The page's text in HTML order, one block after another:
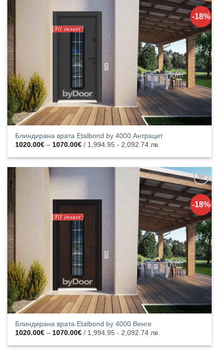
-18%
Добавяне
към
списъка с
харесани
продукти
Блиндирана врата Etalbond by 4000 Антрацит
1020.00€ – 1070.00€Price
1020.00€
/ 1,994.95 - 2,092.74 лв.
-18%
Добавяне
към
списъка с
харесани
продукти
Блиндирана врата Etalbond by 4000 Венге
1020.00€ – 1070.00€Price
1020.00€
/ 1,994.95 - 2,092.74 лв.